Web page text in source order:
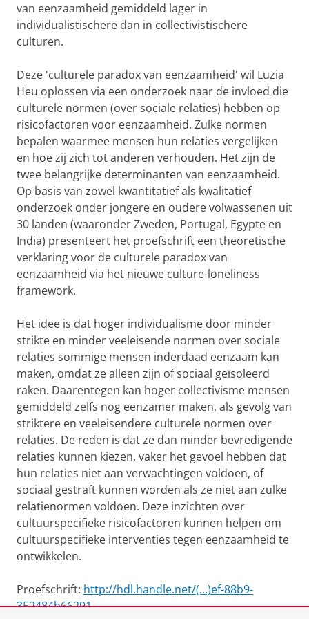
van eenzaamheid gemiddeld lager in
individualistischere dan in collectivistischere
culturen.
Deze 'culturele paradox van eenzaamheid' wil Luzia
Heu oplossen via een onderzoek naar de invloed die
culturele normen (over sociale relaties) hebben op
risicofactoren voor eenzaamheid. Zulke normen
bepalen waarmee mensen hun relaties vergelijken
en hoe zij zich tot anderen verhouden. Het zijn de
twee belangrijke determinanten van eenzaamheid.
Op basis van zowel kwantitatief als kwalitatief
onderzoek onder jongere en oudere volwassenen uit
30 landen (waaronder Zweden, Portugal, Egypte en
India) presenteert het proefschrift een theoretische
verklaring voor de culturele paradox van
eenzaamheid via het nieuwe culture-loneliness
framework.
Het idee is dat hoger individualisme door minder
strikte en minder veeleisende normen over sociale
relaties sommige mensen inderdaad eenzaam kan
maken, omdat ze alleen zijn of sociaal geïsoleerd
raken. Daarentegen kan hoger collectivisme mensen
gemiddeld zelfs nog eenzamer maken, als gevolg van
striktere en veeleisendere culturele normen over
relaties. De reden is dat ze dan minder bevredigende
relaties kunnen kiezen, vaker het gevoel hebben dat
hun relaties niet aan verwachtingen voldoen, of
sociaal gestraft kunnen worden als ze niet aan zulke
relatienormen voldoen. Deze inzichten over
cultuurspecifieke risicofactoren kunnen helpen om
cultuurspecifieke interventies tegen eenzaamheid te
ontwikkelen.
Proefschrift: http://hdl.handle.net/(...)ef-88b9-
352484b66291